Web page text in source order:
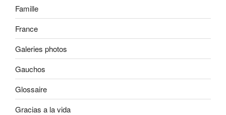
Famille
France
Galeries photos
Gauchos
Glossaire
Gracias a la vida